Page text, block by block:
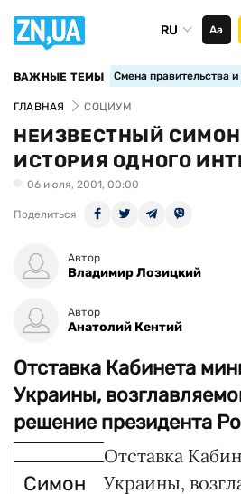
RU Аа
ВАЖНЫЕ ТЕМЫ Смена правительства
ГЛАВНАЯ СОЦИУМ
НЕИЗВЕСТНЫЙ
ИСТОРИЯ ОДНОГО
06 июля, 2001, 00:00
Поделиться
Автор
Владимир Лозицкий
Автор
Анатолий Кентий
Отставка Кабинета
Украины,
решение президента
Симон
Отставка
Украины,